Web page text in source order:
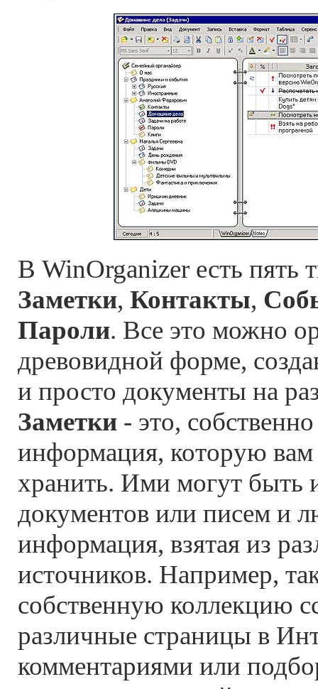
В WinOrganizer есть пять
Заметки, Контакты,
Пароли. Все это можно
древовидной форме,
и просто документы на
Заметки - это,
информация, которую вам
хранить. Ими могут быть
документов или писем и
информация, взятая из
источников. Например,
собственную коллекцию
различные страницы в
комментариями или